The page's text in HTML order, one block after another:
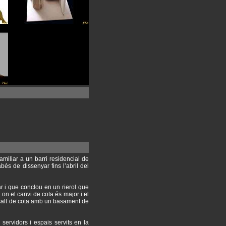
a un barri residencial de
de dissenyar fins l’abril del
i que conclou en un rierol que
el canvi de cota és major i el
de cota amb un basament de
i espais servits en la